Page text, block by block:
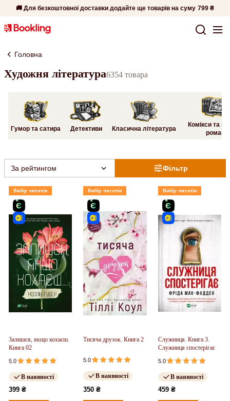
🚚 Для безкоштовної доставки додайте ще товарів на суму 799 ₴
Головна
Художня література6354 товара
Гумор та сатира Детективи Класична література
Комікси та
романи
Фільтр
За рейтингом
Вибір читачів
Залишся, якщо кохаєш.
Книга 02
5.0
В наявності
399 ₴
Вибір читачів
Тисяча друзок. Книга 2
5.0
В наявності
350 ₴
Вибір читачів
Служниця. Книга 3.
Служниця спостерігає
5.0
В наявності
459 ₴